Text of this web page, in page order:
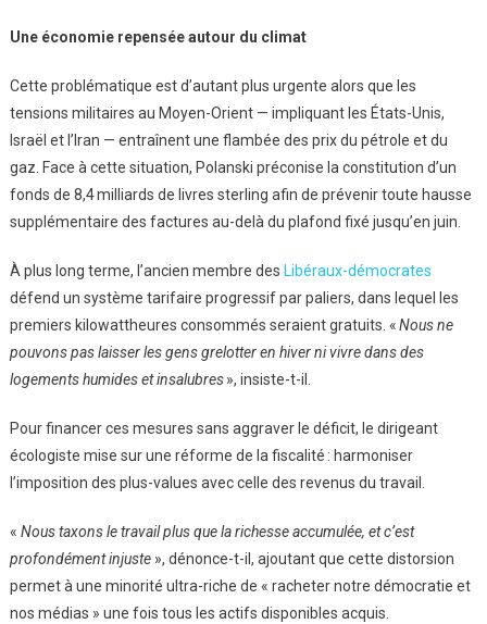
Une économie repensée autour du climat
Cette problématique est d’autant plus urgente alors que les
tensions militaires au Moyen-Orient — impliquant les États-Unis,
Israël et l’Iran — entraînent une flambée des prix du pétrole et du
gaz. Face à cette situation, Polanski préconise la constitution d’un
fonds de 8,4 milliards de livres sterling afin de prévenir toute hausse
supplémentaire des factures au-delà du plafond fixé jusqu’en juin.
À plus long terme, l’ancien membre des Libéraux-démocrates
défend un système tarifaire progressif par paliers, dans lequel les
premiers kilowattheures consommés seraient gratuits. «Nous ne
pouvons pas laisser les gens grelotter en hiver ni vivre dans des
logements humides et insalubres», insiste-t-il.
Pour financer ces mesures sans aggraver le déficit, le dirigeant
écologiste mise sur une réforme de la fiscalité : harmoniser
l’imposition des plus-values avec celle des revenus du travail.
« Nous taxons le travail plus que la richesse accumulée, et c’est
profondément injuste», dénonce-t-il, ajoutant que cette distorsion
permet à une minorité ultra-riche de « racheter notre démocratie et
nos médias » une fois tous les actifs disponibles acquis.